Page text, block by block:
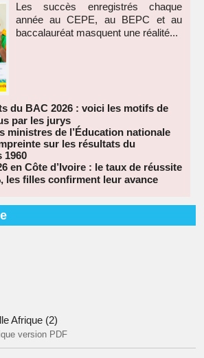
Les succès enregistrés chaque
année au CEPE, au BEPC et au
baccalauréat masquent une réalité...
du BAC 2026 : voici les motifs de
par les jurys
ministres de l’Éducation nationale
sur les résultats du
1960
en Côte d’Ivoire : le taux de réussite
les filles confirment leur avance
Afrique (2)
version PDF